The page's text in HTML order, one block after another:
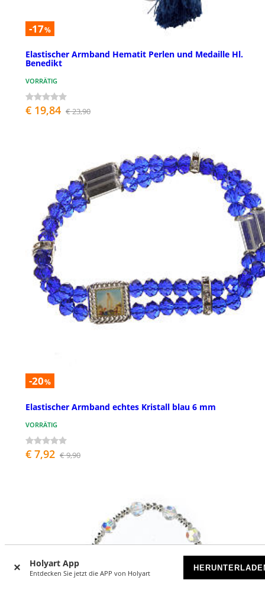
Holyart App
Entdecken Sie jetzt die APP von Holyart
-17%
Elastischer Armband Hematit Perlen und Medaille Hl.
Benedikt
VORRÄTIG
€ 19,84 € 23,90
-20%
Elastischer Armband echtes Kristall blau 6 mm
VORRÄTIG
€ 7,92 € 9,90